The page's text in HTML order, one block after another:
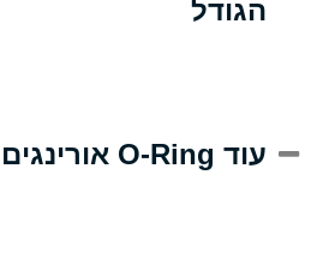
Adipic Acid
(Aqueous)
הגודל
עוד O-Ring אורינגים מאותו החומר